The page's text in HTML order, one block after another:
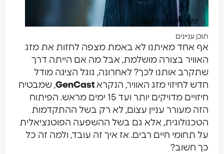
זמן קריאה: 3 דקות
תוכן עניינים
אף אחד מאיתנו לא באמת מצפה לחזות את מזג
האוויר בצורה מושלמת, אבל מה אם הייתה דרך
שתקרב אותנו לכך? לאחרונה, גוגל הציגה מודל
חדש לחיזוי מזג האוויר, הנקראGenCast, שמבטיח
חיזויים מדויקים יותר ועד 15 ימים מראש. הפיתוח
הזה מעורר עניין עצום, לא רק בשל ההתקדמות
הטכנולוגית, אלא גם בשל ההשפעה הפוטנציאלית
על תחומי חיים רבים. אז איך זה עובד, ולמה זה כל
כך חשוב?